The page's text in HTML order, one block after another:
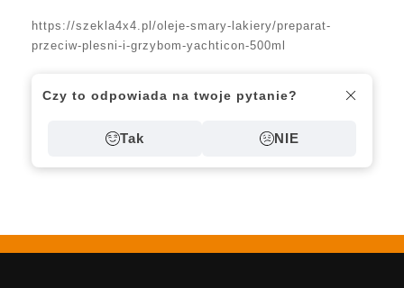
https://szekla4x4.pl/oleje-smary-lakiery/preparat-
przeciw-plesni-i-grzybom-yachticon-500ml
Czy to odpowiada na twoje pytanie?
Tak NIE